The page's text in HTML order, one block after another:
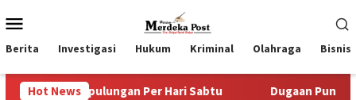
ke
kontenMobile
Berita Investigasi Hukum Kriminal Olahraga Bisnis
Hot News
Per Hari Sabtu Dugaan Pungli SKAB di BPRD